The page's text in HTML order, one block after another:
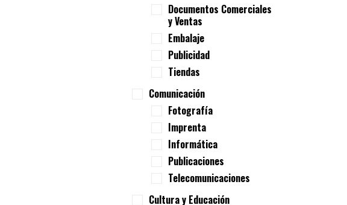
Documentos Comerciales
y Ventas
Embalaje
Publicidad
Tiendas
Comunicación
Fotografía
Imprenta
Informática
Publicaciones
Telecomunicaciones
Cultura y Educación